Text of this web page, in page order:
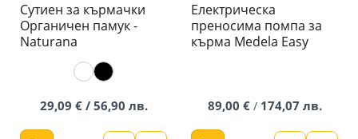
Сутиен за кърмачки
Органичен памук -
Naturana
29,09 € / 56,90 лв.
Електрическа
преносима помпа за
кърма Medela Easy
89,00 €/ 174,07 лв.